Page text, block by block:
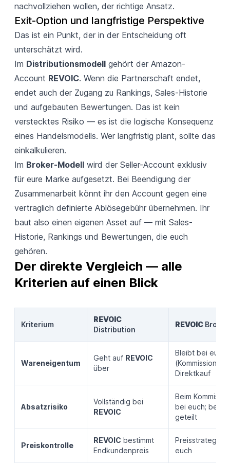
nachvollziehen wollen, der richtige Ansatz.
Exit-Option und langfristige Perspektive
Das ist ein Punkt, der in der Entscheidung oft
unterschätzt wird.
Im Distributionsmodellgehört der Amazon-
Account REVOIC. Wenn die Partnerschaft endet,
endet auch der Zugang zu Rankings, Sales-Historie
und aufgebauten Bewertungen. Das ist kein
verstecktes Risiko — es ist die logische Konsequenz
eines Handelsmodells. Wer langfristig plant, sollte das
einkalkulieren.
Im Broker-Modellwird der Seller-Account exklusiv
für eure Marke aufgesetzt. Bei Beendigung der
Zusammenarbeit könnt ihr den Account gegen eine
vertraglich definierte Ablösegebühr übernehmen. Ihr
baut also einen eigenen Asset auf — mit Sales-
Historie, Rankings und Bewertungen, die euch
gehören.
Der direkte Vergleich — alle
Kriterien auf einen Blick
Kriterium
REVOIC
Distribution
REVOIC
Wareneigentum
Geht auf REVOIC
über
Bleibt bei euch
(Kommission)
Direktkauf
Absatzrisiko
Vollständig bei
REVOIC
Beim
bei euch; beim
geteilt
Preiskontrolle
REVOIC bestimmt
Endkundenpreis
Preisstrategie
euch